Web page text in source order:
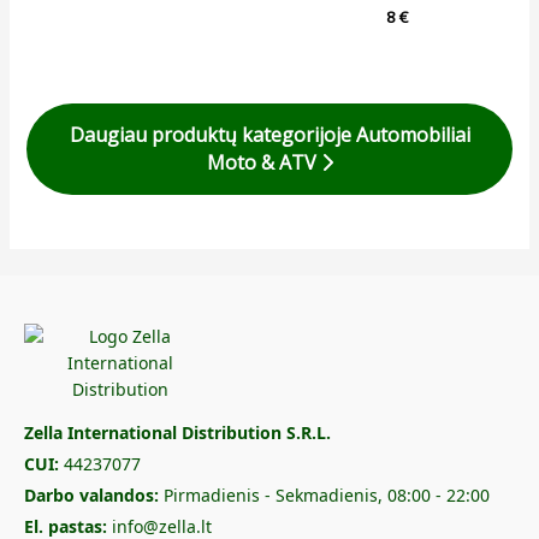
8€
Daugiau produktų kategorijoje Automobiliai
Moto & ATV
Zella International Distribution S.R.L.
CUI: 44237077
Darbo valandos: Pirmadienis - Sekmadienis, 08:00 - 22:00
El. pastas: info@zella.lt